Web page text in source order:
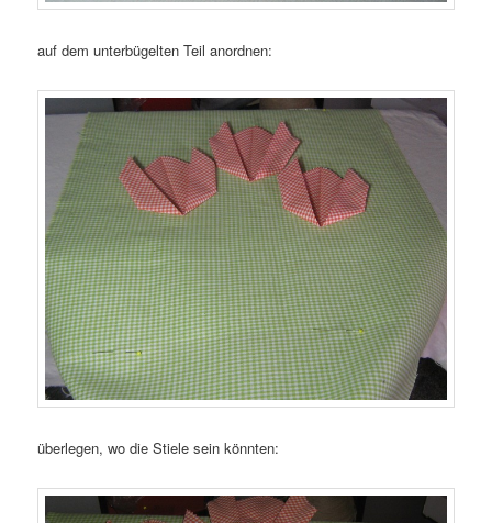
auf dem unterbügelten Teil anordnen:
überlegen, wo die Stiele sein könnten: